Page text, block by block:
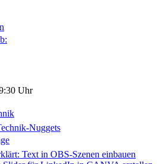
Uhr
Nuggets
Text in OBS-Szenen einbauen